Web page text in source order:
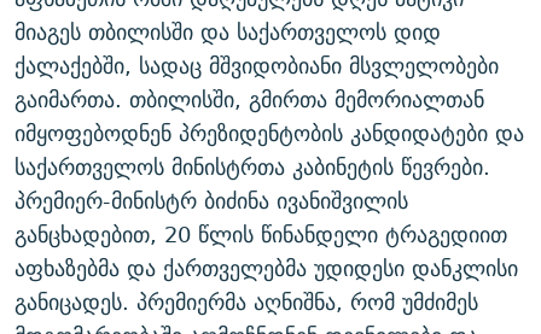
60 ᲓᲔᲪᲘᲑᲔᲚᲘ
ᲒᲐᲜᲙᲘᲗᲮᲕᲘᲡ ᲓᲦᲔ
ᲓᲘᲚᲘᲡ ᲡᲐᲣᲑᲠᲔᲑᲘ
ᲛᲝᲚᲐᲞᲐᲠᲐᲙᲔ ᲢᲔᲥᲡᲢᲔᲑᲘ
ᲨᲘᲜ - ᲣᲪᲮᲝᲔᲗᲨᲘ
ᲚᲘᲢᲔᲠᲐᲢᲣᲠᲣᲚᲘ ᲬᲐᲮᲜᲐᲒᲔᲑᲘ
ᲐᲛᲔᲠᲘᲙᲣᲚᲘ ᲛᲝᲗᲮᲠᲝᲑᲐ
ᲤᲔᲜᲝᲕᲐᲜᲘ - 2.10
ᲞᲠᲝᲔᲥᲢᲔᲑᲘ
ᲣᲙᲠᲐᲘᲜᲐᲨᲘ ᲓᲐᲦᲣᲞᲣᲚᲘ ᲥᲐᲠᲗᲕᲔᲚᲘ ᲛᲔᲑᲠᲫᲝᲚᲔᲑᲘ - 2022
ᲓᲐᲛᲝᲣᲙᲘᲓᲔᲑᲚᲝᲑᲘᲡ 100 ᲬᲔᲚᲘ
ᲩᲔᲛᲘ ᲡᲘᲙᲕᲓᲘᲚᲘᲡ ᲛᲘᲖᲔᲖᲘᲐ COVID-19
11 ᲬᲔᲚᲘ - 11 ᲐᲛᲑᲐᲕᲘ
ᲡᲐᲞᲐᲠᲚᲐᲛᲔᲜᲢᲝ ᲐᲠᲩᲔᲕᲜᲔᲑᲘᲡ ᲘᲡᲢᲝᲠᲘᲐ
ᲑᲐᲕᲨᲕᲔᲑᲘ ᲞᲠᲝᲡᲢᲘᲢᲣᲪᲘᲐᲨᲘ - ᲐᲛᲝᲣᲗᲥᲛᲔᲚᲘ ᲐᲛᲑᲐᲕᲘ
ЭХО КАВКАЗА
ᲒᲐᲛᲝᲘᲬᲔᲠᲔ
რთე/რთ-ის ყველა საიტი
მიაგეს თბილისში და საქართველოს დიდ
ქალაქებში, სადაც მშვიდობიანი მსვლელობები
გაიმართა. თბილისში, გმირთა მემორიალთან
იმყოფებოდნენ პრეზიდენტობის კანდიდატები და
საქართველოს მინისტრთა კაბინეტის წევრები.
პრემიერ-მინისტრ ბიძინა ივანიშვილის
განცხადებით, 20 წლის წინანდელი ტრაგედიით
აფხაზებმა და ქართველებმა უდიდესი დანკლისი
განიცადეს. პრემიერმა აღნიშნა, რომ უმძიმეს